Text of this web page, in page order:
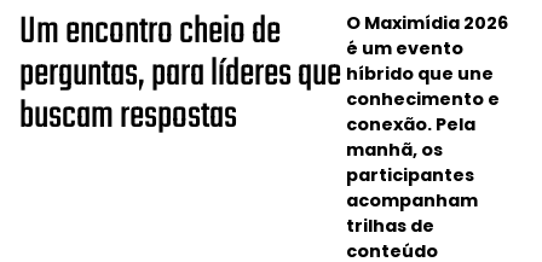
Umencontrocheiode
perguntas,paralíderesque
buscamrespostas
O Maximídia 2026
é um evento
híbrido que une
conhecimento e
conexão. Pela
manhã, os
participantes
acompanham
trilhas de
conteúdo